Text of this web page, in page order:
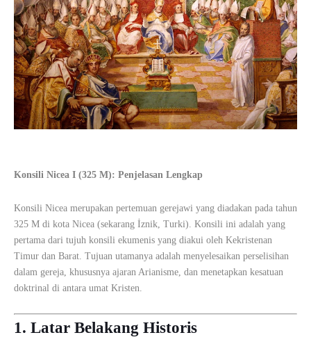
Konsili Nicea I (325 M): Penjelasan Lengkap
Konsili Nicea merupakan pertemuan gerejawi yang diadakan pada tahun
325 M di kota Nicea (sekarang İznik, Turki). Konsili ini adalah yang
pertama dari tujuh konsili ekumenis yang diakui oleh Kekristenan
Timur dan Barat. Tujuan utamanya adalah menyelesaikan perselisihan
dalam gereja, khususnya ajaran Arianisme, dan menetapkan kesatuan
doktrinal di antara umat Kristen.
1. Latar Belakang Historis